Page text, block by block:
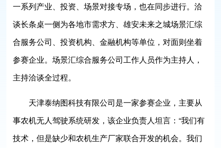
一系列产业、投资、场景对接专场，也在同步进行。洽
谈长条桌一侧为各地市需求方、雄安未来之城场景汇综
合服务公司、投资机构、金融机构等单位，对面则坐着
参赛企业。场景汇综合服务公司工作人员作为主持人，
主持洽谈全过程。
天津泰纳图科技有限公司是一家参赛企业，主要从
事农机无人驾驶系统研发，该企业负责人坦言：“我们有
技术，但是缺少和农机生产厂家联合开发的机会。我们